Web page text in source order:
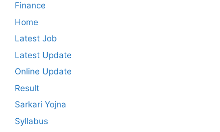
Finance
Home
Latest Job
Latest Update
Online Update
Result
Sarkari Yojna
Syllabus